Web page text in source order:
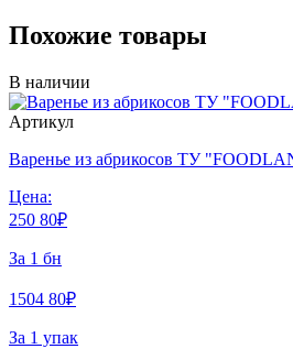
Похожие товары
В наличии
Артикул
Варенье из абрикосов ТУ
Цена:
250 80₽
За 1 бн
1504 80₽
За 1 упак